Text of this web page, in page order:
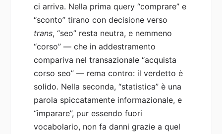
ci arriva. Nella prima query “comprare” e
“sconto” tirano con decisione verso
trans, “seo” resta neutra, e nemmeno
“corso” — che in addestramento
compariva nel transazionale “acquista
corso seo” — rema contro: il verdetto è
solido. Nella seconda, “statistica” è una
parola spiccatamente informazionale, e
“imparare”, pur essendo fuori
vocabolario, non fa danni grazie a quel